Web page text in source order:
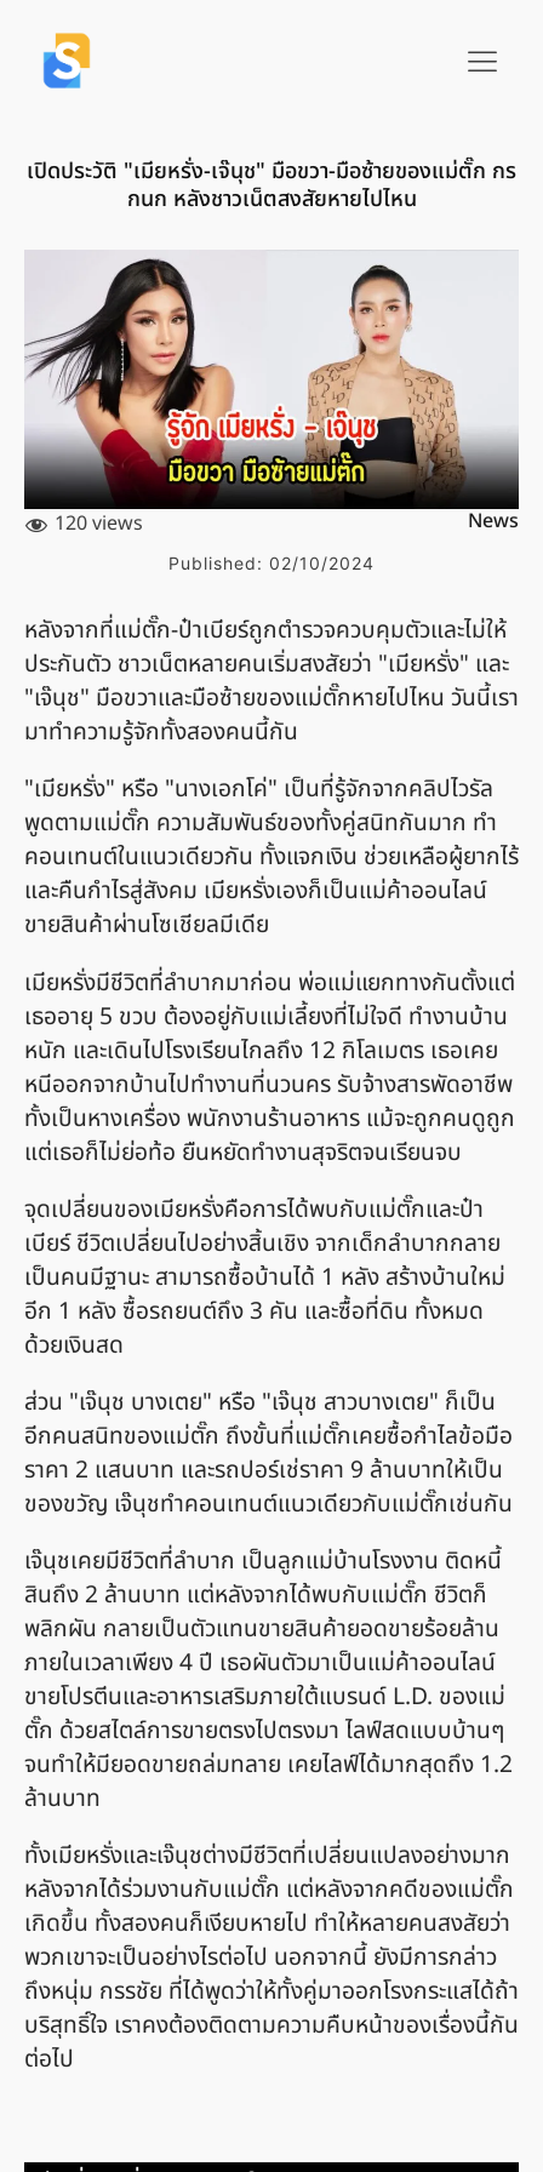
เปิดประวัติ "เมียหรั่ง-เจ๊นุช" มือขวา-มือซ้ายของแม่ตั๊ก กร
กนก หลังชาวเน็ตสงสัยหายไปไหน
120 views News
Published: 02/10/2024
หลังจากที่แม่ตั๊ก-ป๋าเบียร์ถูกตำรวจควบคุมตัวและไม่ให้
ประกันตัว ชาวเน็ตหลายคนเริ่มสงสัยว่า "เมียหรั่ง" และ
"เจ๊นุช" มือขวาและมือซ้ายของแม่ตั๊กหายไปไหน วันนี้เรา
มาทำความรู้จักทั้งสองคนนี้กัน
"เมียหรั่ง" หรือ "นางเอกโค่" เป็นที่รู้จักจากคลิปไวรัล
พูดตามแม่ตั๊ก ความสัมพันธ์ของทั้งคู่สนิทกันมาก ทำ
คอนเทนต์ในแนวเดียวกัน ทั้งแจกเงิน ช่วยเหลือผู้ยากไร้
และคืนกำไรสู่สังคม เมียหรั่งเองก็เป็นแม่ค้าออนไลน์
ขายสินค้าผ่านโซเชียลมีเดีย
เมียหรั่งมีชีวิตที่ลำบากมาก่อน พ่อแม่แยกทางกันตั้งแต่
เธออายุ 5 ขวบ ต้องอยู่กับแม่เลี้ยงที่ไม่ใจดี ทำงานบ้าน
หนัก และเดินไปโรงเรียนไกลถึง 12 กิโลเมตร เธอเคย
หนีออกจากบ้านไปทำงานที่นวนคร รับจ้างสารพัดอาชีพ
ทั้งเป็นหางเครื่อง พนักงานร้านอาหาร แม้จะถูกคนดูถูก
แต่เธอก็ไม่ย่อท้อ ยืนหยัดทำงานสุจริตจนเรียนจบ
จุดเปลี่ยนของเมียหรั่งคือการได้พบกับแม่ตั๊กและป๋า
เบียร์ ชีวิตเปลี่ยนไปอย่างสิ้นเชิง จากเด็กลำบากกลาย
เป็นคนมีฐานะ สามารถซื้อบ้านได้ 1 หลัง สร้างบ้านใหม่
อีก 1 หลัง ซื้อรถยนต์ถึง 3 คัน และซื้อที่ดิน ทั้งหมด
ด้วยเงินสด
ส่วน "เจ๊นุช บางเตย" หรือ "เจ๊นุช สาวบางเตย" ก็เป็น
อีกคนสนิทของแม่ตั๊ก ถึงขั้นที่แม่ตั๊กเคยซื้อกำไลข้อมือ
ราคา 2 แสนบาท และรถปอร์เช่ราคา 9 ล้านบาทให้เป็น
ของขวัญ เจ๊นุชทำคอนเทนต์แนวเดียวกับแม่ตั๊กเช่นกัน
เจ๊นุชเคยมีชีวิตที่ลำบาก เป็นลูกแม่บ้านโรงงาน ติดหนี้
สินถึง 2 ล้านบาท แต่หลังจากได้พบกับแม่ตั๊ก ชีวิตก็
พลิกผัน กลายเป็นตัวแทนขายสินค้ายอดขายร้อยล้าน
ภายในเวลาเพียง 4 ปี เธอผันตัวมาเป็นแม่ค้าออนไลน์
ขายโปรตีนและอาหารเสริมภายใต้แบรนด์ L.D. ของแม่
ตั๊ก ด้วยสไตล์การขายตรงไปตรงมา ไลฟ์สดแบบบ้านๆ
จนทำให้มียอดขายถล่มทลาย เคยไลฟ์ได้มากสุดถึง 1.2
ล้านบาท
ทั้งเมียหรั่งและเจ๊นุชต่างมีชีวิตที่เปลี่ยนแปลงอย่างมาก
หลังจากได้ร่วมงานกับแม่ตั๊ก แต่หลังจากคดีของแม่ตั๊ก
เกิดขึ้น ทั้งสองคนก็เงียบหายไป ทำให้หลายคนสงสัยว่า
พวกเขาจะเป็นอย่างไรต่อไป นอกจากนี้ ยังมีการกล่าว
ถึงหนุ่ม กรรชัย ที่ได้พูดว่าให้ทั้งคู่มาออกโรงกระแสได้ถ้า
บริสุทธิ์ใจ เราคงต้องติดตามความคืบหน้าของเรื่องนี้กัน
ต่อไป